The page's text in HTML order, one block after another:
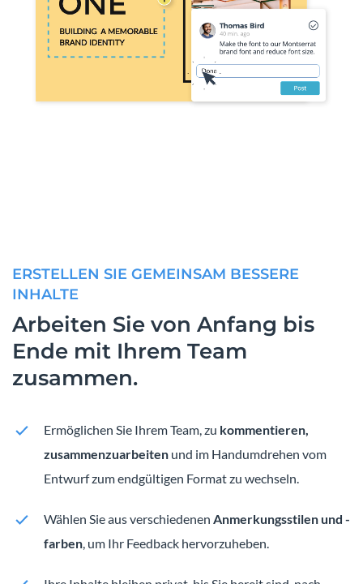
ERSTELLEN SIE GEMEINSAM BESSERE
INHALTE
Arbeiten Sie von Anfang bis
Ende mit Ihrem Team
zusammen.
Ermöglichen Sie Ihrem Team, zu kommentieren,
zusammenzuarbeiten und im Handumdrehen vom
Entwurf zum endgültigen Format zu wechseln.
Wählen Sie aus verschiedenen Anmerkungsstilen und -
farben , um Ihr Feedback hervorzuheben.